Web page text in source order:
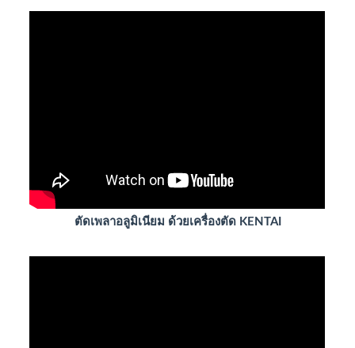
ตัดเพลาอลูมิเนียม ด้วยเครื่องตัด KENTAI